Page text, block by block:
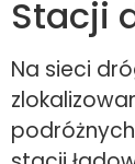
Stacji
Na sieci
podróżnych